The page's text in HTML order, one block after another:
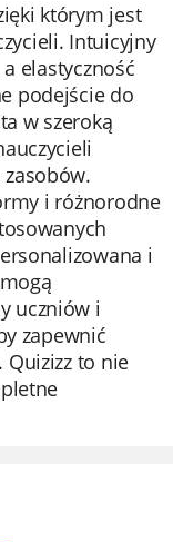
którym jest
Intuicyjny
elastyczność
podejście do
w szeroką
i różnorodne
i
uczniów i
zapewnić
to nie